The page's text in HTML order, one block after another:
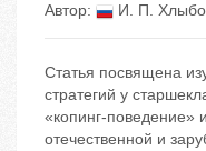
Автор: И. П.
Статья посвящена
стратегий у
«копинг-поведение»
отечественной и